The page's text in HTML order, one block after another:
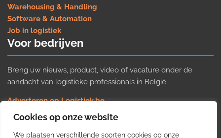
Cookies op onze website
We plaatsen verschillende soorten cookies op onze
Warehousing & Handling
Software & Automation
Job in logistiek
Voor bedrijven
Breng uw nieuws, product, video of vacature onder de
aandacht van logistieke professionals in België.
Adverteren op Logistiek.be
Nieuws insturen
Uw video op Logistiek.TV
Job plaatsen